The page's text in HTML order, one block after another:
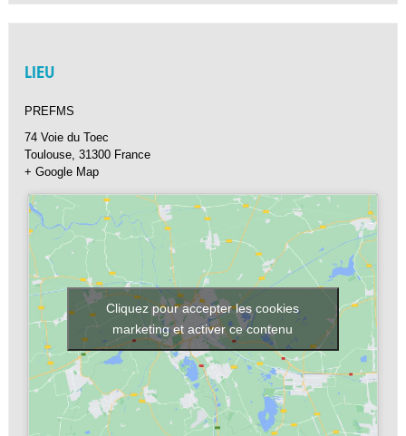
LIEU
PREFMS
74 Voie du Toec
Toulouse 31300 France
+ Google Map
Cliquez pour accepter les cookies
marketing et activer ce contenu